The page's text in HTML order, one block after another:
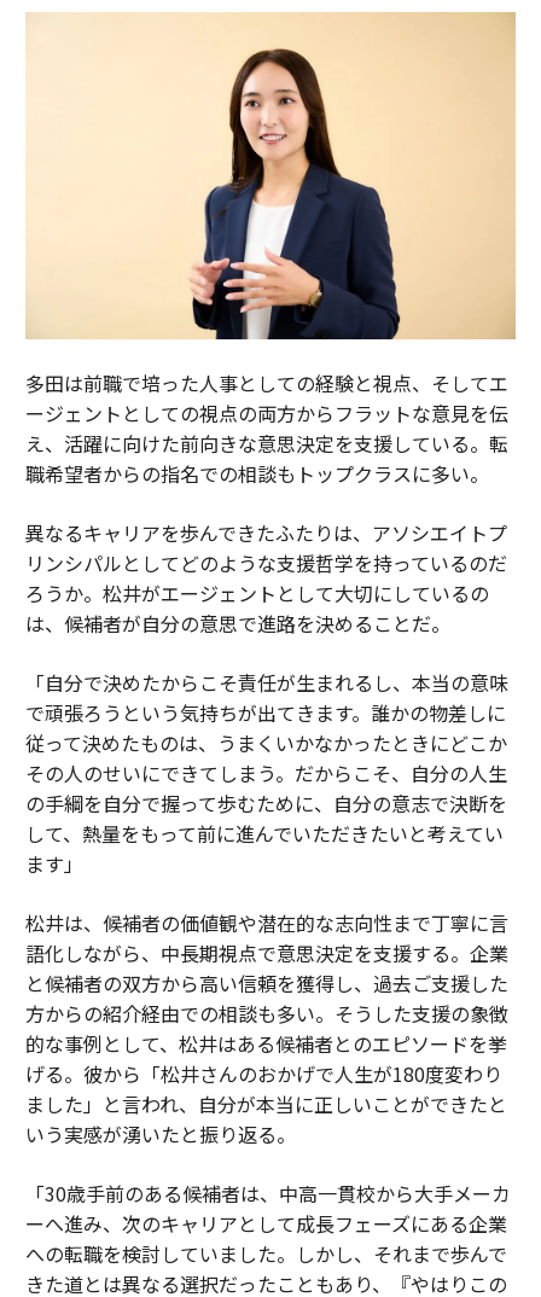
多田は前職で培った人事としての経験と視点、そしてエ
ージェントとしての視点の両方からフラットな意見を伝
え、活躍に向けた前向きな意思決定を支援している。転
職希望者からの指名での相談もトップクラスに多い。
異なるキャリアを歩んできたふたりは、アソシエイトプ
リンシパルとしてどのような支援哲学を持っているのだ
ろうか。松井がエージェントとして大切にしているの
は、候補者が自分の意思で進路を決めることだ。
「自分で決めたからこそ責任が生まれるし、本当の意味
で頑張ろうという気持ちが出てきます。誰かの物差しに
従って決めたものは、うまくいかなかったときにどこか
その人のせいにできてしまう。だからこそ、自分の人生
の手綱を自分で握って歩むために、自分の意志で決断を
して、熱量をもって前に進んでいただきたいと考えてい
ます」
松井は、候補者の価値観や潜在的な志向性まで丁寧に言
語化しながら、中長期視点で意思決定を支援する。企業
と候補者の双方から高い信頼を獲得し、過去ご支援した
方からの紹介経由での相談も多い。そうした支援の象徴
的な事例として、松井はある候補者とのエピソードを挙
げる。彼から「松井さんのおかげで人生が180度変わり
ました」と言われ、自分が本当に正しいことができたと
いう実感が湧いたと振り返る。
「30歳手前のある候補者は、中高一貫校から大手メーカ
ーへ進み、次のキャリアとして成長フェーズにある企業
への転職を検討していました。しかし、それまで歩んで
きた道とは異なる選択だったこともあり、『やはりこの